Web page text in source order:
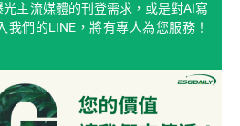
主流媒體的刊登需求，或是對AI寫
們的LINE，將有專人為您服務！